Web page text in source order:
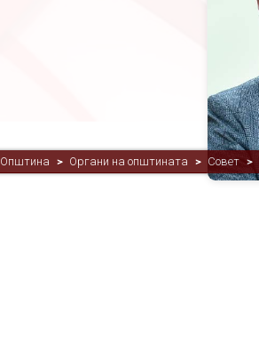
Општина > Органи на општината > Совет >